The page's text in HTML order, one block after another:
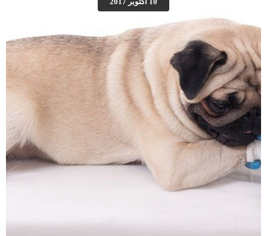
لبعض الأمور. فالكلاب بطبعها تعشق السباحة, وبالتأكيد سوف تقوم بالسباحة مع كلبك
وقضاء وقتا جميلا وممتعا معه أثناء السباحة من الطبيعي أن يشرب الكلب من ماء […]